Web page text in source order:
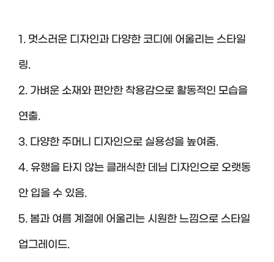
1. 멋스러운 디자인과 다양한 코디에 어울리는 스타일
링.
2. 가벼운 소재와 편안한 착용감으로 활동적인 모습을
연출.
3. 다양한 주머니 디자인으로 실용성을 높여줌.
4. 유행을 타지 않는 클래식한 데님 디자인으로 오랫동
안 입을 수 있음.
5. 봄과 여름 계절에 어울리는 시원한 느낌으로 스타일
업그레이드.